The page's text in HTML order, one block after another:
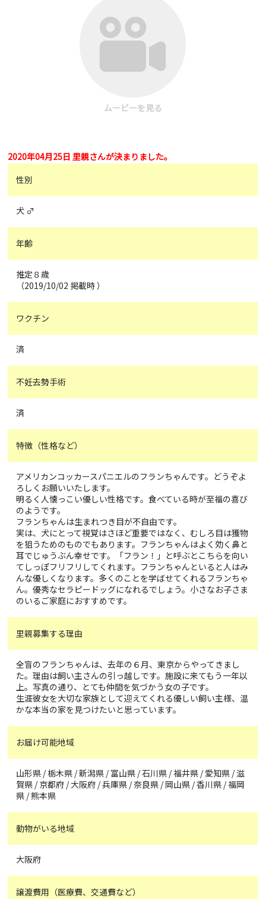
ムービーを見る
2020年04月25日 里親さんが決まりました。
性別
犬 ♂
年齢
推定８歳
（2019/10/02 掲載時 ）
ワクチン
済
不妊去勢手術
済
特徴（性格など）
アメリカンコッカースパニエルのフランちゃんです。どうぞよ
ろしくお願いいたします。
明るく人懐っこい優しい性格です。食べている時が至福の喜び
のようです。
フランちゃんは生まれつき目が不自由です。
実は、犬にとって視覚はさほど重要ではなく、むしろ目は獲物
を狙うためのものでもあります。フランちゃんはよく効く鼻と
耳でじゅうぶん幸せです。「フラン！」と呼ぶとこちらを向い
てしっぽフリフリしてくれます。フランちゃんといると人はみ
んな優しくなります。多くのことを学ばせてくれるフランちゃ
ん。優秀なセラピードッグになれるでしょう。小さなお子さま
のいるご家庭におすすめです。
里親募集する理由
全盲のフランちゃんは、去年の６月、東京からやってきまし
た。理由は飼い主さんの引っ越しです。施設に来てもう一年以
上。写真の通り、とても仲間を気づかう女の子です。
生涯彼女を大切な家族として迎えてくれる優しい飼い主様、温
かな本当の家を見つけたいと思っています。
お届け可能地域
山形県 / 栃木県 / 新潟県 / 富山県 / 石川県 / 福井県 / 愛知県 / 滋
賀県 / 京都府 / 大阪府 / 兵庫県 / 奈良県 / 岡山県 / 香川県 / 福岡
県 / 熊本県
動物がいる地域
大阪府
譲渡費用（医療費、交通費など）